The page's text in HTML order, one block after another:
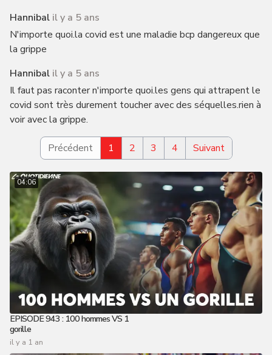
Hannibal il y a 5 ans
N'importe quoi.la covid est une maladie bcp dangereux que
la grippe
Hannibal il y a 5 ans
Il faut pas raconter n'importe quoi.les gens qui attrapent le
covid sont très durement toucher avec des séquelles.rien à
voir avec la grippe.
Précédent 1 2 3 4 Suivant
04:06
EPISODE 943 : 100 hommes VS 1
gorille
il y a 1 an